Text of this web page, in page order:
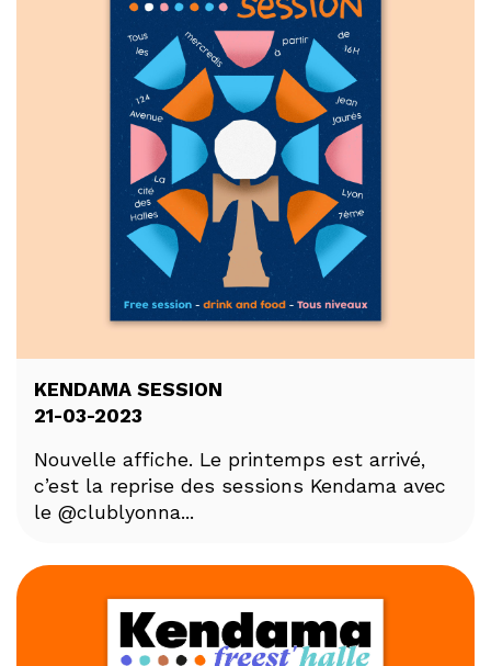
KENDAMA SESSION
21-03-2023
Nouvelle affiche. Le printemps est arrivé,
c’est la reprise des sessions Kendama avec
le @clublyonna...